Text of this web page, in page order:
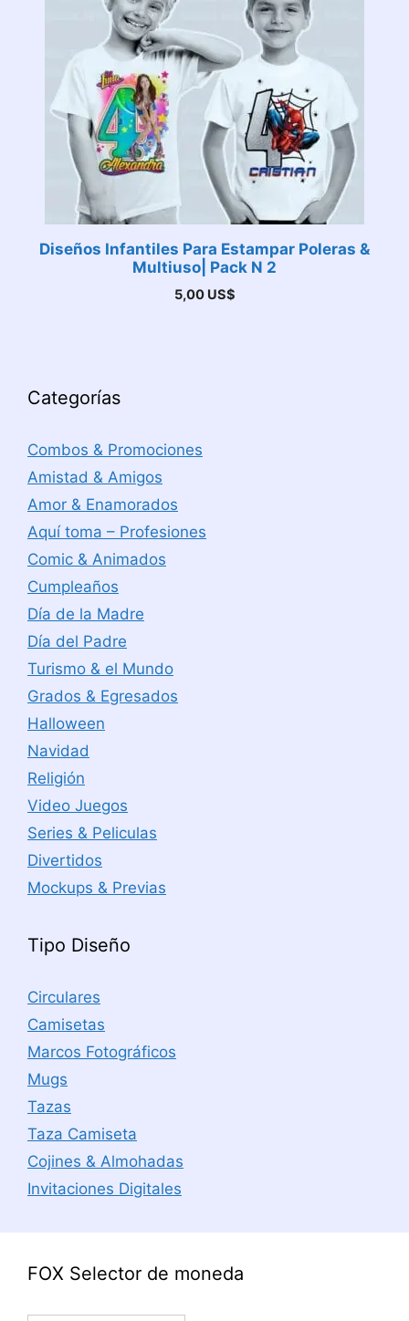
Diseños Infantiles Para Estampar Poleras &
Multiuso| Pack N 2
5,00 US$
Categorías
Combos & Promociones
Amistad & Amigos
Amor & Enamorados
Aquí toma – Profesiones
Comic & Animados
Cumpleaños
Día de la Madre
Día del Padre
Turismo & el Mundo
Grados & Egresados
Halloween
Navidad
Religión
Video Juegos
Series & Peliculas
Divertidos
Mockups & Previas
Tipo Diseño
Circulares
Camisetas
Marcos Fotográficos
Mugs
Tazas
Taza Camiseta
Cojines & Almohadas
Invitaciones Digitales
FOX Selector de moneda